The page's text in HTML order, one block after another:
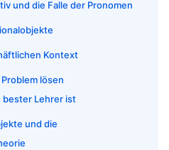
und die Falle der Pronomen
Kontext
lösen
bester Lehrer ist
und die